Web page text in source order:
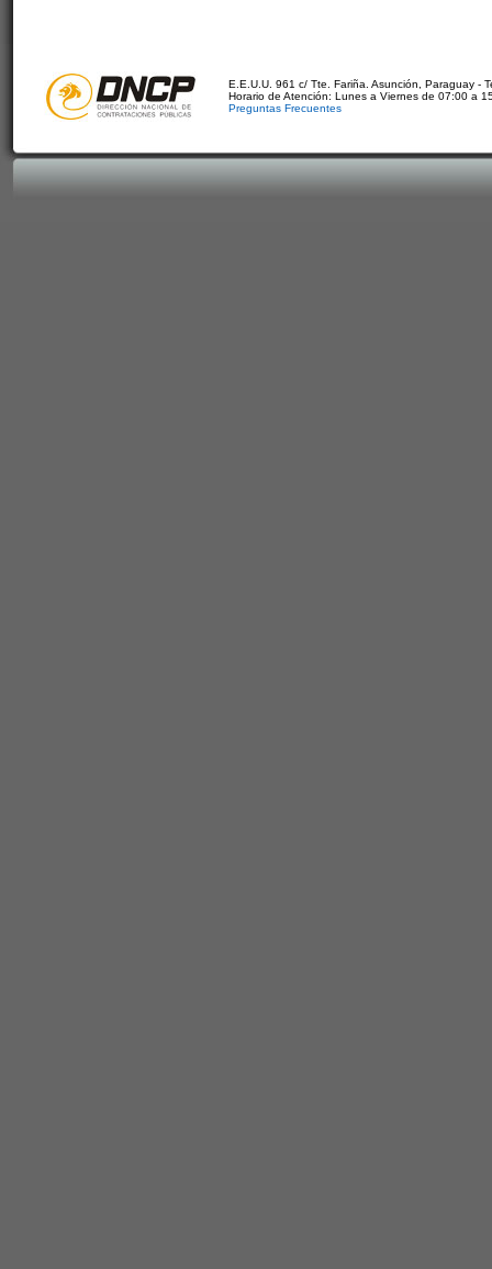
E.E.U.U. 961 c/ Tte. Fariña. Asunción, Paraguay -
Horario de Atención: Lunes a Viernes de 07:00 a
Preguntas Frecuentes